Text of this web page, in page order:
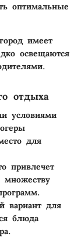
оптимальные
имеет
освещаются
отдыха
условиями
для
привлечет
множеству
вариант для
блюда